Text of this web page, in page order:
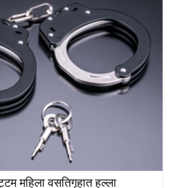
महिला वसतिगृहात हल्ला